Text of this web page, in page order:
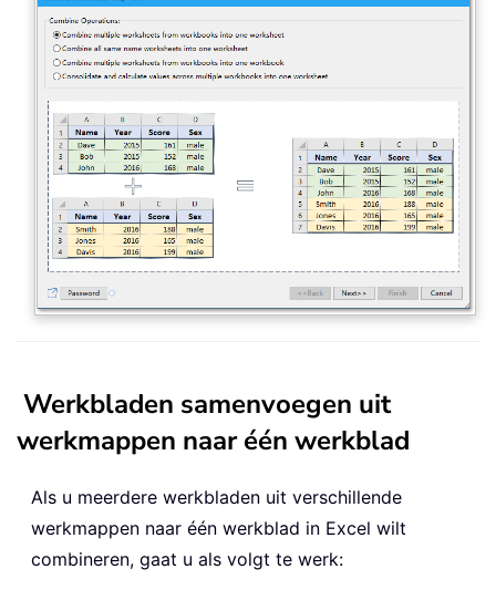
Werkbladen samenvoegen uit
werkmappen naar één werkblad
Als u meerdere werkbladen uit verschillende
werkmappen naar één werkblad in Excel wilt
combineren, gaat u als volgt te werk: